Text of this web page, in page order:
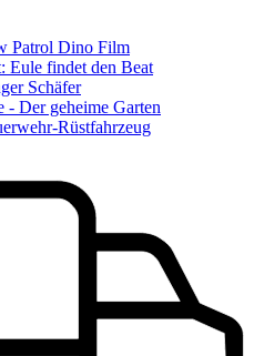
Patrol Dino Film
Eule findet den Beat
Schäfer
Der geheime Garten
Rüstfahrzeug